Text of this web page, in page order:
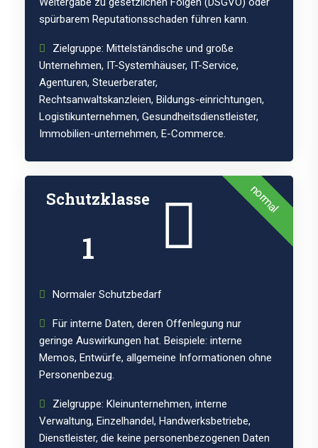
spürbarem Reputationsschaden führen kann.
Zielgruppe: Mittelständische und große
Unternehmen, IT-Systemhäuser, IT-Service,
Agenturen, Steuerberater,
Rechtsanwaltskanzleien, Bildungs-einrichtungen,
Logistikunternehmen, Gesundheitsdienstleister,
Immobilien-unternehmen, E-Commerce.
normal
Schutzklasse
1
Normaler Schutzbedarf
Für interne Daten, deren Offenlegung nur
geringe Auswirkungen hat. Beispiele: interne
Memos, Entwürfe, allgemeine Informationen ohne
Personenbezug.
Zielgruppe: Kleinunternehmen, interne
Verwaltung, Einzelhandel, Handwerksbetriebe,
Dienstleister, die keine personenbezogenen Daten